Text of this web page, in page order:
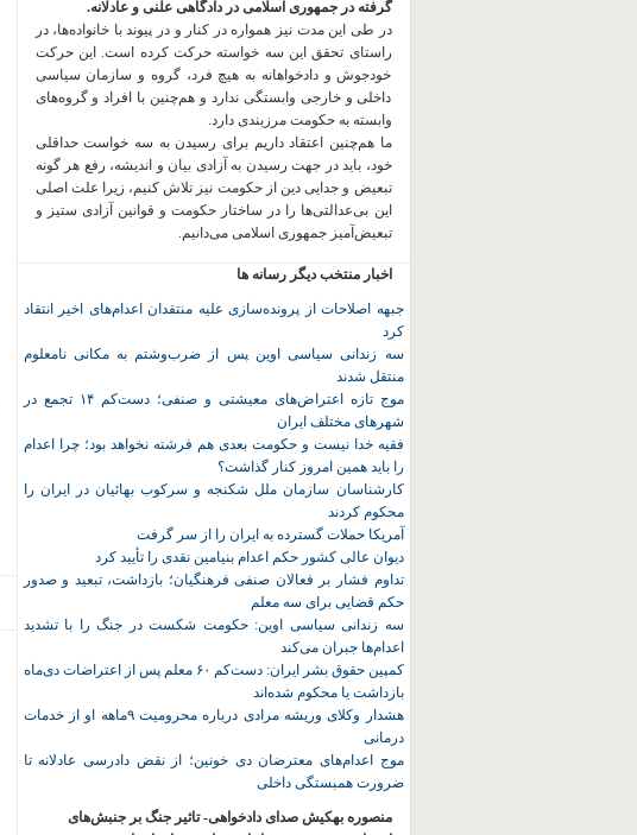
گرفته در جمهوری اسلامی در دادگاهی علنی و عادلانه.
در طی این مدت نیز همواره در کنار و در پیوند با خانواده‌ها، در
راستای تحقق این سه خواسته حرکت کرده است. این حرکت
خودجوش و دادخواهانه به هیچ فرد، گروه و سازمان سیاسی
داخلی و خارجی وابستگی ندارد و هم‌چنین با افراد و گروه‌های
وابسته به حکومت مرزبندی دارد.
ما هم‌چنین اعتقاد داریم برای رسیدن به سه خواست حداقلی
خود، باید در جهت رسیدن به آزادی بیان و اندیشه، رفع هر گونه
تبعیض و جدایی دین از حکومت نیز تلاش کنیم، زیرا علت اصلی
این بی‌عدالتی‌ها را در ساختار حکومت و قوانین آزادی ستیز و
تبعیض‌آمیز جمهوری اسلامی می‌دانیم.
اخبار منتخب دیگر رسانه ها
جبهه اصلاحات از پرونده‌سازی علیه منتقدان اعدام‌های اخیر انتقاد
کرد
سه زندانی سیاسی اوین پس از ضرب‌وشتم به مکانی نامعلوم
منتقل شدند
موج تازه اعتراض‌های معیشتی و صنفی؛ دست‌کم ۱۴ تجمع در
شهرهای مختلف ایران
فقیه خدا نیست و حکومت بعدی هم فرشته نخواهد بود؛ چرا اعدام
را باید همین امروز کنار گذاشت؟
کارشناسان سازمان ملل شکنجه و سرکوب بهائیان در ایران را
محکوم کردند
آمریکا حملات گسترده به ایران را از سر گرفت
دیوان عالی کشور حکم اعدام بنیامین نقدی را تأیید کرد
تداوم فشار بر فعالان صنفی فرهنگیان؛ بازداشت، تبعید و صدور
حکم قضایی برای سه معلم
سه زندانی سیاسی اوین: حکومت شکست در جنگ را با تشدید
اعدام‌ها جبران می‌کند
کمپین حقوق بشر ایران: دست‌کم ۶۰ معلم پس از اعتراضات دی‌ماه
بازداشت یا محکوم شده‌اند
هشدار وکلای وریشه مرادی درباره محرومیت ۹ماهه او از خدمات
درمانی
موج اعدام‌های معترضان دی‌ خونین؛ از نقض دادرسی عادلانه تا
ضرورت همبستگی داخلی
منصوره بهکیش صدای دادخواهی- تاثیر جنگ بر جنبش‌های